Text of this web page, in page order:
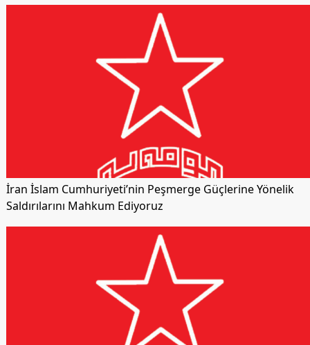
İran İslam Cumhuriyeti’nin Peşmerge Güçlerine Yönelik
Saldırılarını Mahkum Ediyoruz